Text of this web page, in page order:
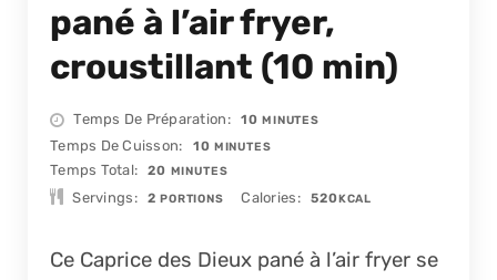
pané à l’air fryer,
croustillant (10 min)
Temps De Préparation 10MINUTES
MINUTES
Temps De Cuisson 10MINUTES
MINUTES
Temps Total 20 MINUTES
MINUTES
Servings 2 PORTIONS Calories 520KCAL
Ce Caprice des Dieux pané à l’air fryer se